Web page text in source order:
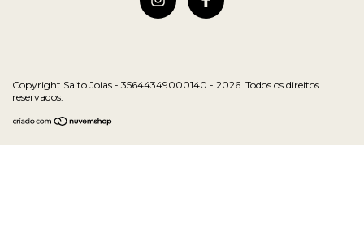
Copyright Saito Joias - 35644349000140 - 2026. Todos os direitos
reservados.